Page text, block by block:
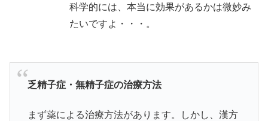
科学的には、本当に効果があるかは微妙み
たいですよ・・・。
乏精子症・無精子症の治療方法
まず薬による治療方法があります。しかし、漢方